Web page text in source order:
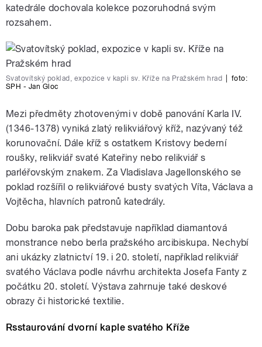
katedrále dochovala kolekce pozoruhodná svým
rozsahem.
Svatovítský poklad, expozice v kapli sv. Kříže na Pražském hrad
foto:
SPH - Jan Gloc
Mezi předměty zhotovenými v době panování Karla IV.
(1346-1378) vyniká zlatý relikviářový kříž, nazývaný též
korunovační. Dále kříž s ostatkem Kristovy bederní
roušky, relikviář svaté Kateřiny nebo relikviář s
parléřovským znakem. Za Vladislava Jagellonského se
poklad rozšířil o relikviářové busty svatých Víta, Václava a
Vojtěcha, hlavních patronů katedrály.
Dobu baroka pak představuje například diamantová
monstrance nebo berla pražského arcibiskupa. Nechybí
ani ukázky zlatnictví 19. i 20. století, například relikviář
svatého Václava podle návrhu architekta Josefa Fanty z
počátku 20. století. Výstava zahrnuje také deskové
obrazy či historické textilie.
Rsstaurování dvorní kaple svatého Kříže